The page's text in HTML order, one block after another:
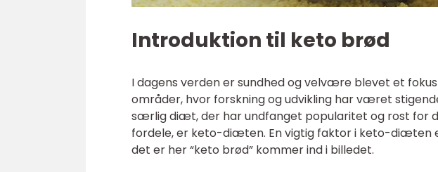
Introduktion til keto brød
I dagens verden er sundhed og velvære blevet et
områder, hvor forskning og udvikling har været
særlig diæt, der har undfanget popularitet og rost for
fordele, er keto-diæten. En vigtig faktor i keto-diæten
det er her “keto brød” kommer ind i billedet.